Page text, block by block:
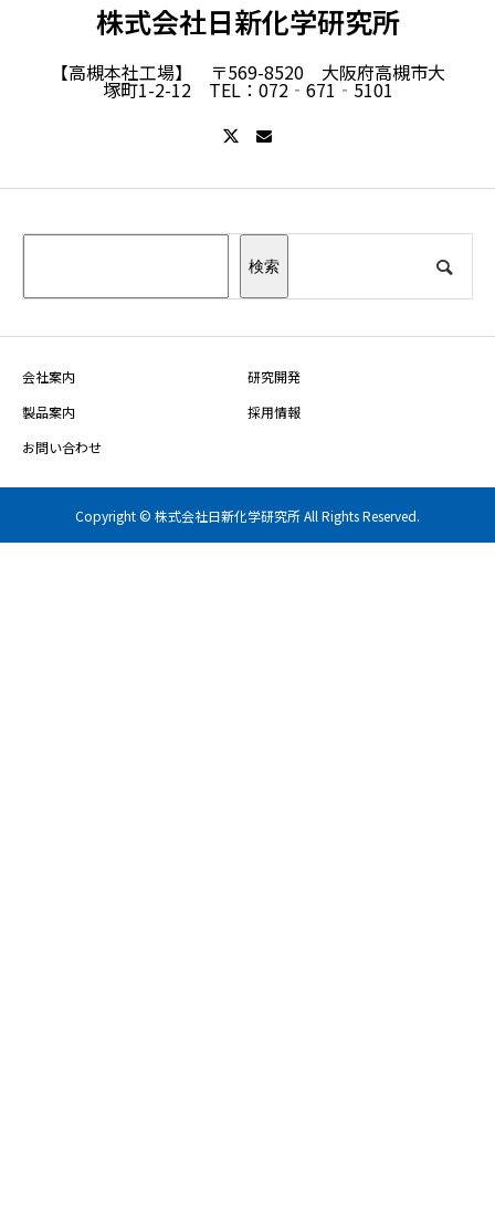
株式会社日新化学研究所
【高槻本社工場】 〒569-8520 大阪府高槻市大
塚町1-2-12 TEL：072‐671‐5101
検索
会社案内
研究開発
製品案内
採用情報
お問い合わせ
Copyright © 株式会社日新化学研究所 All Rights Reserved.